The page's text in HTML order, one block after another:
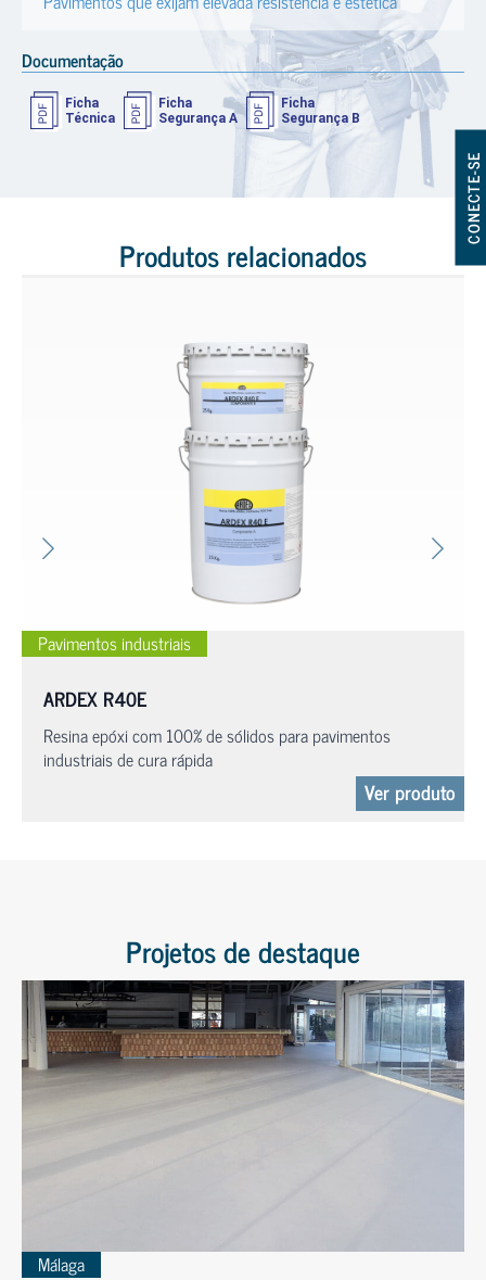
Documentação
Ficha
Técnica
Ficha
Segurança A
Ficha
Segurança B
Produtos relacionados
Pavimentos industriais
ARDEX R40E
Resina epóxi com 100% de sólidos para pavimentos
industriais de cura rápida
Ver produto
Projetos de destaque
Málaga
CONECTE-SE